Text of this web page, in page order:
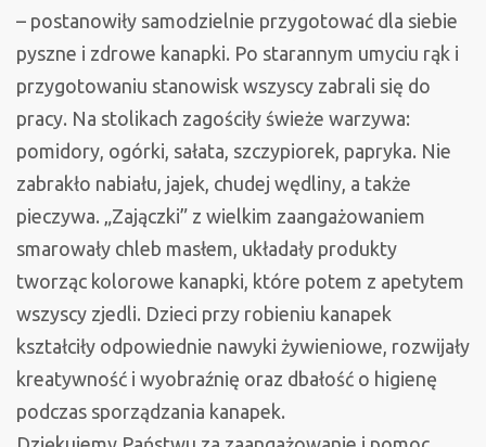
– postanowiły samodzielnie przygotować dla siebie
pyszne i zdrowe kanapki. Po starannym umyciu rąk i
przygotowaniu stanowisk wszyscy zabrali się do
pracy. Na stolikach zagościły świeże warzywa:
pomidory, ogórki, sałata, szczypiorek, papryka. Nie
zabrakło nabiału, jajek, chudej wędliny, a także
pieczywa. „Zajączki” z wielkim zaangażowaniem
smarowały chleb masłem, układały produkty
tworząc kolorowe kanapki, które potem z apetytem
wszyscy zjedli. Dzieci przy robieniu kanapek
kształciły odpowiednie nawyki żywieniowe, rozwijały
kreatywność i wyobraźnię oraz dbałość o higienę
podczas sporządzania kanapek.